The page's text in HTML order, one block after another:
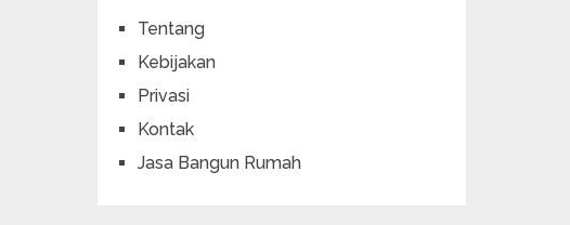
Tentang
Kebijakan
Privasi
Kontak
Jasa Bangun Rumah